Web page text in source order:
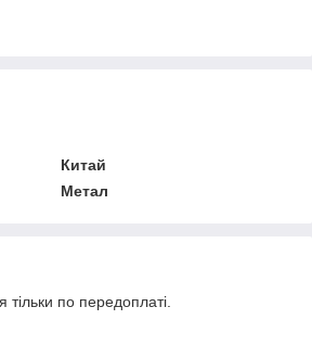
Китай
Метал
тільки по передоплаті.